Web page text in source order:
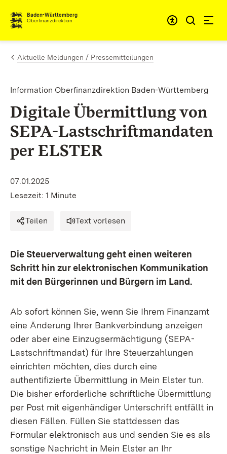
Zum Inhalt springen
Baden-Württemberg
Oberfinanzdirektion
Aktuelle Meldungen / Pressemitteilungen
Information Oberfinanzdirektion Baden-Württemberg
Digitale Übermittlung von
SEPA-Lastschriftmandaten
per ELSTER
07.01.2025
Lesezeit: 1 Minute
Teilen Text vorlesen
Die Steuerverwaltung geht einen weiteren
Schritt hin zur elektronischen Kommunikation
mit den Bürgerinnen und Bürgern im Land.
Ab sofort können Sie, wenn Sie Ihrem Finanzamt
eine Änderung Ihrer Bankverbindung anzeigen
oder aber eine Einzugsermächtigung (SEPA-
Lastschriftmandat) für Ihre Steuerzahlungen
einrichten möchten, dies durch eine
authentifizierte Übermittlung in Mein Elster tun.
Die bisher erforderliche schriftliche Übermittlung
per Post mit eigenhändiger Unterschrift entfällt in
diesen Fällen. Füllen Sie stattdessen das
Formular elektronisch aus und senden Sie es als
sonstige Nachricht in Mein Elster an Ihr